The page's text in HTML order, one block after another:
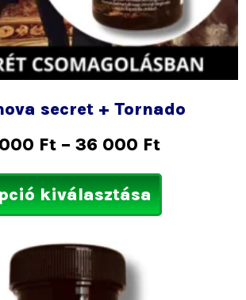
secret + Tornado
Ft – 36 000 Ft
kiválasztása